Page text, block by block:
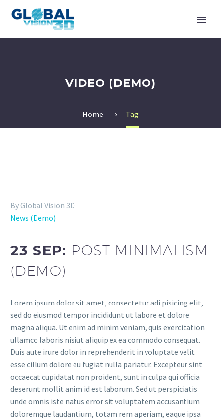
VIDEO (DEMO)
Home Tag
By Global Vision 3D
News (Demo)
23 SEP: POST MINIMALISM
(DEMO)
Lorem ipsum dolor sit amet, consectetur adi pisicing elit,
sed do eiusmod tempor incididunt ut labore et dolore
magna aliqua. Ut enim ad minim veniam, quis exercitation
ullamco laboris nisiut aliquip ex ea commodo consequat.
Duis aute irure dolor in reprehenderit in voluptate velit
esse cillum dolore eu fugiat nulla pariatur. Excepteur sint
occaecat cupidatat non proident, sunt in culpa qui officia
deserunt mollit anim id est laborum. Sed ut perspiciatis
unde omnis iste natus error sit voluptatem accusantium
doloremque laudantium, totam rem aperiam, eaque ipsa